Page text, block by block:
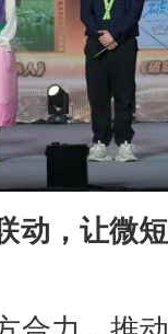
动，让微